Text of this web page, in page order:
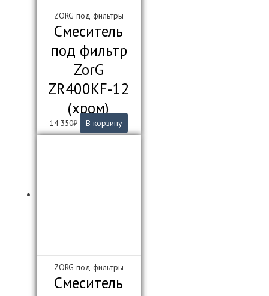
ZORG под фильтры
Смеситель
под фильтр
ZorG
ZR400KF-12
(хром)
14 350₽ В корзину
ZORG под фильтры
Смеситель